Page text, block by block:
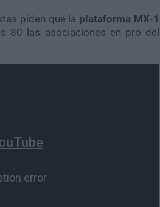
piden que la plataforma MX-1
80 las asociaciones en pro del